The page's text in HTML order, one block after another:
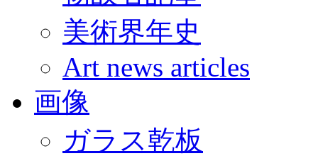
美術界年史
Art news articles
画像
ガラス乾板